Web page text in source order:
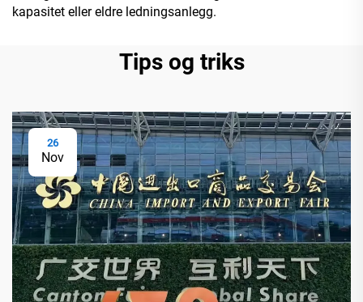
kapasitet eller eldre ledningsanlegg.
Tips og triks
26
Nov